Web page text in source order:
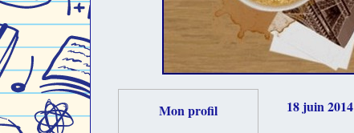
18 juin 2014
Mon profil